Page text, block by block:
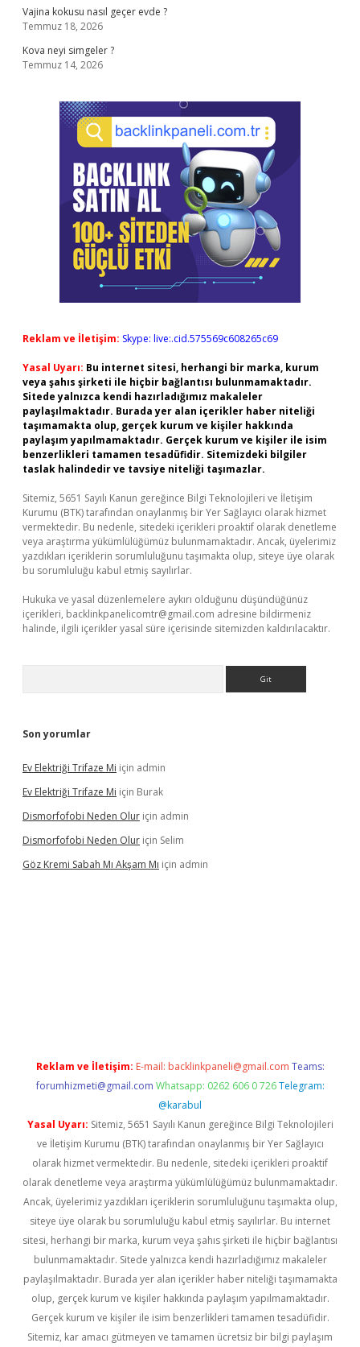
Vajina kokusu nasıl geçer evde ?
Temmuz 18, 2026
Kova neyi simgeler ?
Temmuz 14, 2026
Reklam ve İletişim: Skype: live:.cid.575569c608265c69
Yasal Uyarı: Bu internet sitesi, herhangi bir marka, kurum
veya şahıs şirketi ile hiçbir bağlantısı bulunmamaktadır.
Sitede yalnızca kendi hazırladığımız makaleler
paylaşılmaktadır. Burada yer alan içerikler haber niteliği
taşımamakta olup, gerçek kurum ve kişiler hakkında
paylaşım yapılmamaktadır. Gerçek kurum ve kişiler ile isim
benzerlikleri tamamen tesadüfidir. Sitemizdeki bilgiler
taslak halindedir ve tavsiye niteliği taşımazlar.
Sitemiz, 5651 Sayılı Kanun gereğince Bilgi Teknolojileri ve İletişim
Kurumu (BTK) tarafından onaylanmış bir Yer Sağlayıcı olarak hizmet
vermektedir. Bu nedenle, sitedeki içerikleri proaktif olarak denetleme
veya araştırma yükümlülüğümüz bulunmamaktadır. Ancak, üyelerimiz
yazdıkları içeriklerin sorumluluğunu taşımakta olup, siteye üye olarak
bu sorumluluğu kabul etmiş sayılırlar.
Hukuka ve yasal düzenlemelere aykırı olduğunu düşündüğünüz
içerikleri, backlinkpanelicomtr@gmail.com adresine bildirmeniz
halinde, ilgili içerikler yasal süre içerisinde sitemizden kaldırılacaktır.
Son yorumlar
Ev Elektriği Trifaze Mi için admin
Ev Elektriği Trifaze Mi için Burak
Dismorfofobi Neden Olur için admin
Dismorfofobi Neden Olur için Selim
Göz Kremi Sabah Mı Akşam Mı için admin
Reklam ve İletişim: E-mail: backlinkpaneli@gmail.com Teams:
forumhizmeti@gmail.com Whatsapp: 0262 606 0 726 Telegram:
@karabul
Yasal Uyarı: Sitemiz, 5651 Sayılı Kanun gereğince Bilgi Teknolojileri
ve İletişim Kurumu (BTK) tarafından onaylanmış bir Yer Sağlayıcı
olarak hizmet vermektedir. Bu nedenle, sitedeki içerikleri proaktif
olarak denetleme veya araştırma yükümlülüğümüz bulunmamaktadır.
Ancak, üyelerimiz yazdıkları içeriklerin sorumluluğunu taşımakta olup,
siteye üye olarak bu sorumluluğu kabul etmiş sayılırlar. Bu internet
sitesi, herhangi bir marka, kurum veya şahıs şirketi ile hiçbir bağlantısı
bulunmamaktadır. Sitede yalnızca kendi hazırladığımız makaleler
paylaşılmaktadır. Burada yer alan içerikler haber niteliği taşımamakta
olup, gerçek kurum ve kişiler hakkında paylaşım yapılmamaktadır.
Gerçek kurum ve kişiler ile isim benzerlikleri tamamen tesadüfidir.
Sitemiz, kar amacı gütmeyen ve tamamen ücretsiz bir bilgi paylaşım